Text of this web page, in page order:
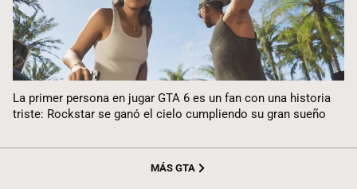
La primer persona en jugar GTA 6 es un fan con una historia
triste: Rockstar se ganó el cielo cumpliendo su gran sueño
MÁS GTA